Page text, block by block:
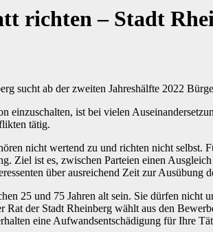
richten – Stadt
sucht ab der zweiten Jahreshälfte 2022
einzuschalten, ist bei vielen
tätig.
nicht wertend zu und richten nicht selbst.
Ziel ist es, zwischen Parteien einen
über ausreichend Zeit zur
25 und 75 Jahren alt sein. Sie dürfen
Rat der Stadt Rheinberg wählt aus den
eine Aufwandsentschädigung für Ihre